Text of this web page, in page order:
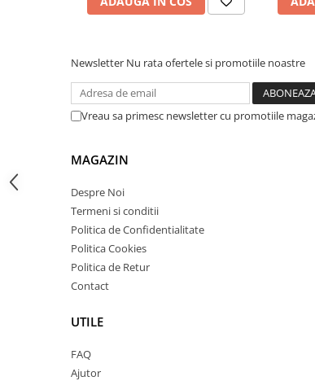
Ventilatoare
Pasta termica
SSD-uri externe
Hard disk-uri externe
Card reader
Placi captura
Adaptoare PCI / PCIe
Periferice PC
Kit mouse si tastatura
Newsletter Nu rata ofertele si promotiile noastre
Vreau sa primesc newsletter cu promotiile
MAGAZIN
Despre Noi
Termeni si conditii
Politica de Confidentialitate
Politica Cookies
Politica de Retur
Contact
UTILE
FAQ
Ajutor